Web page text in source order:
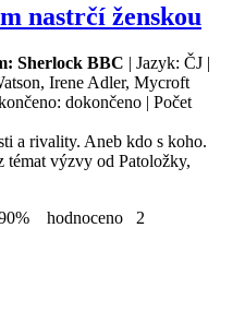
nastrčí ženskou
Sherlock BBC | Jazyk: ČJ |
Irene Adler, Mycroft
dokončeno | Počet
a rivality. Aneb kdo s koho.
témat výzvy od Patoložky,
hodnoceno 2